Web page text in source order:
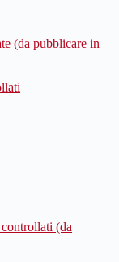
(da pubblicare in
(da